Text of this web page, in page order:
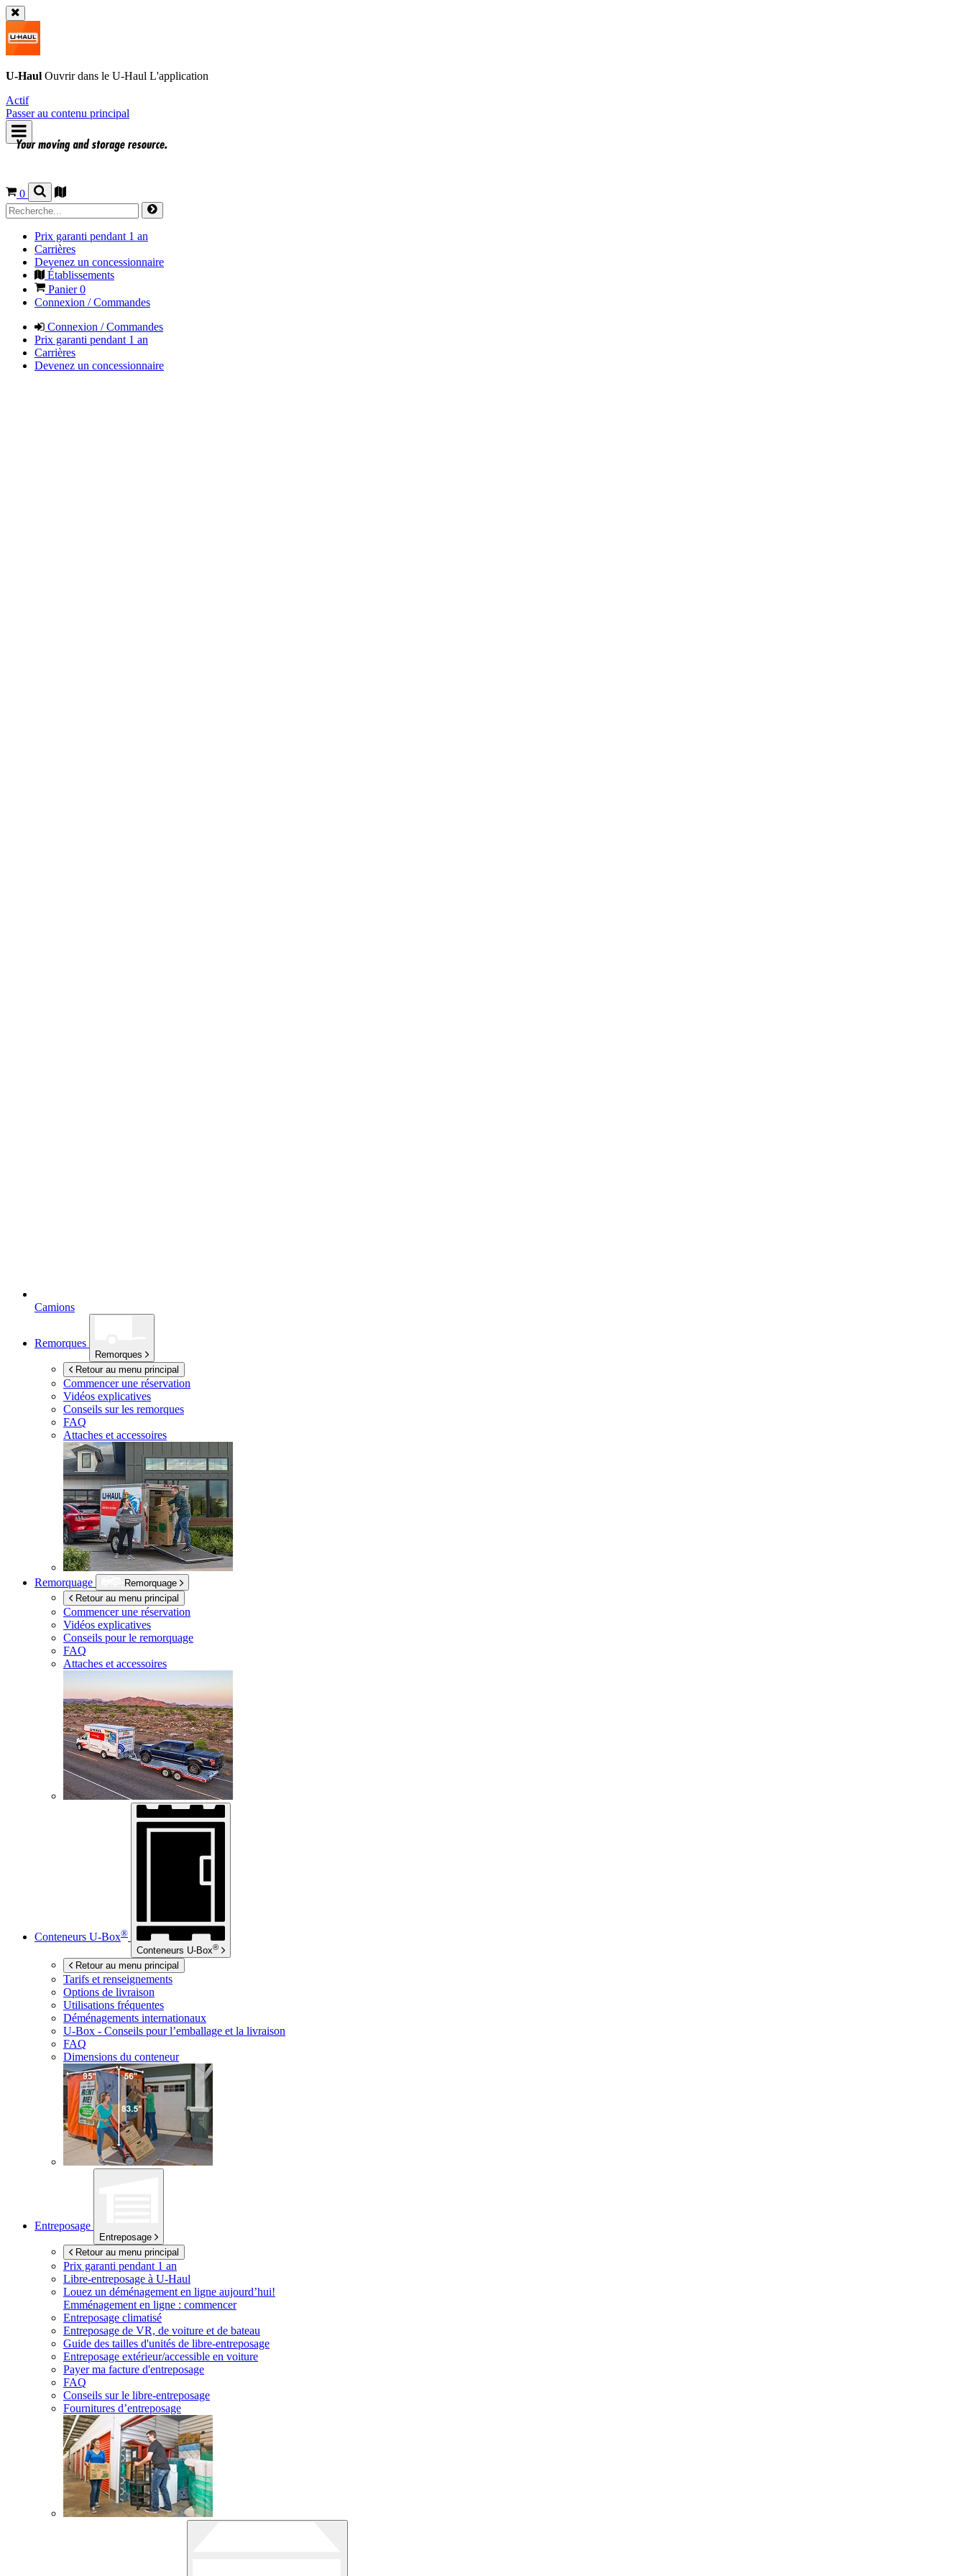
U-Haul Ouvrir dans le U-Haul L'application
Actif
Passer au contenu principal
0
Prix garanti pendant 1 an
Carrières
Devenez un concessionnaire
Établissements
Panier0
Connexion / Commandes
Connexion / Commandes
Prix garanti pendant 1 an
Carrières
Devenez un concessionnaire
Camions
Remorques
Remorques
Retour au menu principal
Commencer une réservation
Vidéos explicatives
Conseils sur les remorques
FAQ
Attaches et accessoires
Remorquage
Remorquage
Retour au menu principal
Commencer une réservation
Vidéos explicatives
Conseils pour le remorquage
FAQ
Attaches et accessoires
Conteneurs U-Box®
Conteneurs U-Box®
Retour au menu principal
Tarifs et renseignements
Options de livraison
Utilisations fréquentes
Déménagements internationaux
U-Box - Conseils pour l’emballage et la livraison
FAQ
Dimensions du conteneur
Entreposage
Entreposage
Retour au menu principal
Prix garanti pendant 1 an
Libre-entreposage à U-Haul
Louez un déménagement en ligne aujourd’hui!
Emménagement en ligne : commencer
Entreposage climatisé
Entreposage de VR, de voiture et de bateau
Guide des tailles d'unités de libre-entreposage
Entreposage extérieur/accessible en voiture
Payer ma facture d'entreposage
FAQ
Conseils sur le libre-entreposage
Fournitures d’entreposage